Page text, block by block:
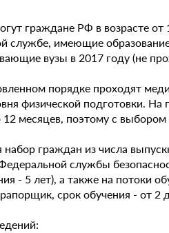
граждане РФ в возрасте
службе, имеющие
вузы в 2017 году (не
порядке проходят
физической подготовки.
12 месяцев, поэтому с
набор граждан из числа
службы
- 5 лет), а также на потоки
срок обучения - от 2